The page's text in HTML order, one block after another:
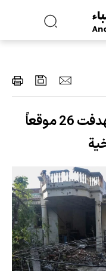
الجيش الهندي: باكستان استهدفت 26 موقعاً